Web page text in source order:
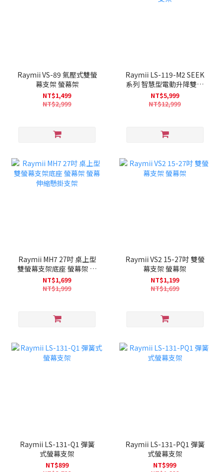
Raymii VS-89 氣壓式雙螢
幕支架 螢幕架
NT$1,499
NT$2,999
Raymii LS-119-M2 SEEK
系列 智慧型電動升降雙螢
幕支架
NT$5,999
NT$12,999
Raymii MH7 27吋 桌上型
雙螢幕支架底座 螢幕架 螢
幕伸縮懸掛支架
NT$1,699
NT$1,999
Raymii VS2 15-27吋 雙螢
幕支架 螢幕架
NT$1,199
NT$1,699
Raymii LS-131-Q1 彈簧
式螢幕支架
NT$899
Raymii LS-131-PQ1 彈簧
式螢幕支架
NT$999